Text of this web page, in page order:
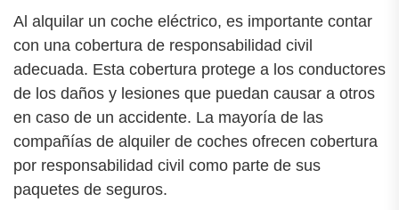
Al alquilar un coche eléctrico, es importante contar
con una cobertura de responsabilidad civil
adecuada. Esta cobertura protege a los conductores
de los daños y lesiones que puedan causar a otros
en caso de un accidente. La mayoría de las
compañías de alquiler de coches ofrecen cobertura
por responsabilidad civil como parte de sus
paquetes de seguros.